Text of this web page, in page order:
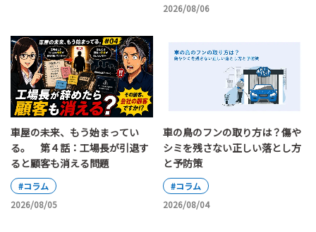
2026/08/06
車屋の未来、もう始まってい
る。 第４話：工場長が引退す
ると顧客も消える問題
#コラム
2026/08/05
車の鳥のフンの取り方は？傷や
シミを残さない正しい落とし方
と予防策
#コラム
2026/08/04